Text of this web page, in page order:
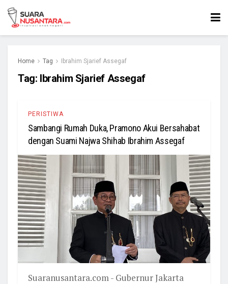
Home Tag Ibrahim Sjarief Assegaf
Tag: Ibrahim Sjarief Assegaf
PERISTIWA
Sambangi Rumah Duka, Pramono Akui Bersahabat
dengan Suami Najwa Shihab Ibrahim Assegaf
Suaranusantara.com - Gubernur Jakarta